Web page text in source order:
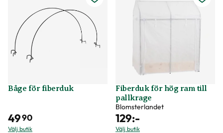
Båge för fiberduk
4990
Välj butik
Fiberduk för hög ram till
pallkrage
Blomsterlandet
129:-
Välj butik